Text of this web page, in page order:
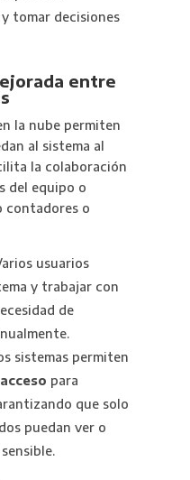
tomar decisiones
entre
la nube permiten
al sistema al
la colaboración
del equipo o
contadores o
usuarios
y trabajar con
de
sistemas permiten
para
que solo
puedan ver o